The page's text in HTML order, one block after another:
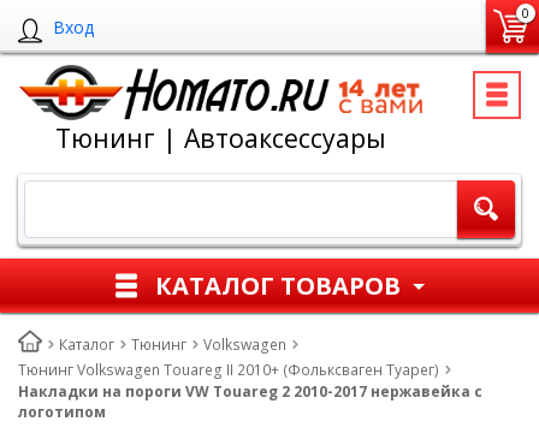
Вход
0
Тюнинг | Автоаксессуары
КАТАЛОГ ТОВАРОВ
Каталог Тюнинг
Volkswagen
Тюнинг Volkswagen Touareg II 2010+ (Фольксваген Туарег)
Накладки на пороги VW Touareg 2 2010-2017 нержавейка с
логотипом